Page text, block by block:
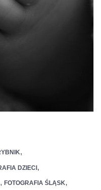
,
DZIECI,
, FOTOGRAFIA ŚLĄSK,